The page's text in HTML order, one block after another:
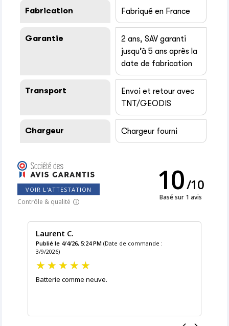
Fabrication Fabriqué en France
Garantie
2 ans, SAV garanti
jusqu’à 5 ans après la
date de fabrication
Transport
Envoi et retour avec
TNT/GEODIS
Chargeur Chargeur fourni
VOIR L'ATTESTATION
Contrôle & qualité
10/10
Basé sur 1 avis
Laurent C.
Publié le 4/4/26, 5:24 PM (Date de commande :
3/9/2026)
Batterie comme neuve.